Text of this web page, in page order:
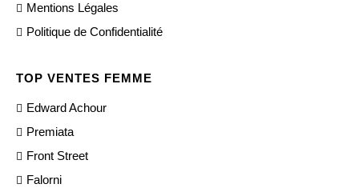
Mentions Légales
Politique de Confidentialité
TOP VENTES FEMME
Edward Achour
Premiata
Front Street
Falorni